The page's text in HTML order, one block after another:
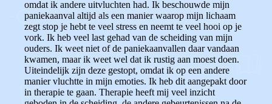
omdat ik andere uitvluchten had. Ik beschouwde mijn
paniekaanval altijd als een manier waarop mijn lichaam
zegt stop je hebt te veel stress en neemt te veel hooi op je
vork. Ik heb veel last gehad van de scheiding van mijn
ouders. Ik weet niet of de paniekaanvallen daar vandaan
kwamen, maar ik weet wel dat ik rustig aan moest doen.
Uiteindelijk zijn deze gestopt, omdat ik op een andere
manier vluchtte in mijn emoties. Ik heb dit aangepakt door
in therapie te gaan. Therapie heeft mij veel inzicht